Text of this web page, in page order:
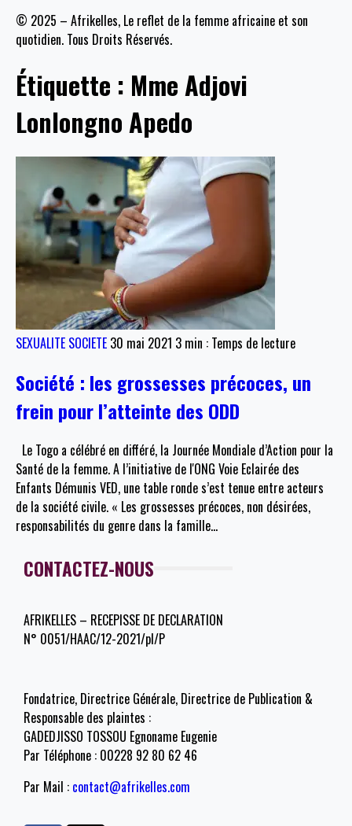
© 2025 – Afrikelles, Le reflet de la femme africaine et son
quotidien. Tous Droits Réservés.
Étiquette : Mme Adjovi
Lonlongno Apedo
SEXUALITE SOCIETE 30 mai 2021 3 min : Temps de lecture
Société : les grossesses précoces, un
frein pour l’atteinte des ODD
Le Togo a célébré en différé, la Journée Mondiale d’Action pour la
Santé de la femme. A l’initiative de l'ONG Voie Eclairée des
Enfants Démunis VED, une table ronde s’est tenue entre acteurs
de la société civile. « Les grossesses précoces, non désirées,
responsabilités du genre dans la famille…
CONTACTEZ-NOUS
AFRIKELLES – RECEPISSE DE DECLARATION
N° 0051/HAAC/12-2021/pl/P
Fondatrice, Directrice Générale, Directrice de Publication &
Responsable des plaintes :
GADEDJISSO TOSSOU Egnoname Eugenie
Par Téléphone : 00228 92 80 62 46
Par Mail : contact@afrikelles.com